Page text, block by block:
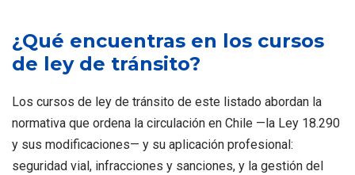
¿Qué encuentras en los cursos
de ley de tránsito?
Los cursos de ley de tránsito de este listado abordan la
normativa que ordena la circulación en Chile —la Ley 18.290
y sus modificaciones— y su aplicación profesional:
seguridad vial, infracciones y sanciones, y la gestión del